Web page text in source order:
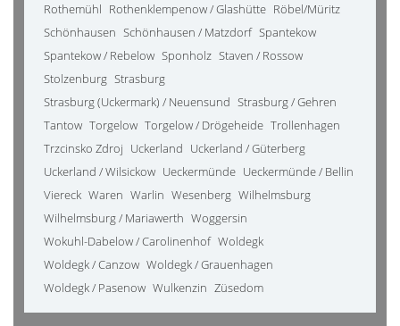
Rothemühl Rothenklempenow / Glashütte Röbel/Müritz
Schönhausen Schönhausen / Matzdorf Spantekow
Spantekow / Rebelow Sponholz Staven / Rossow
Stolzenburg Strasburg
Strasburg (Uckermark) / Neuensund Strasburg / Gehren
Tantow Torgelow Torgelow / Drögeheide Trollenhagen
Trzcinsko Zdroj Uckerland Uckerland / Güterberg
Uckerland / Wilsickow Ueckermünde Ueckermünde / Bellin
Viereck Waren Warlin Wesenberg Wilhelmsburg
Wilhelmsburg / Mariawerth Woggersin
Wokuhl-Dabelow / Carolinenhof Woldegk
Woldegk / Canzow Woldegk / Grauenhagen
Woldegk / Pasenow Wulkenzin Züsedom